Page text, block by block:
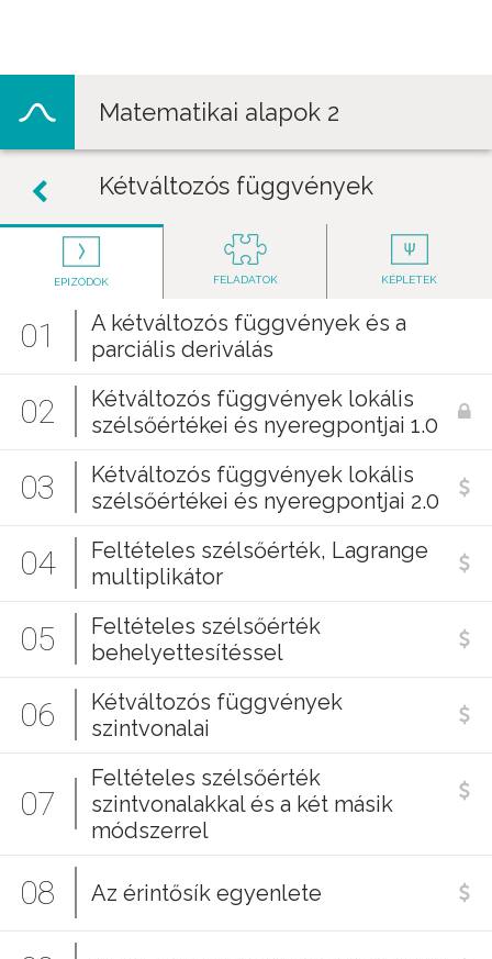
Matematikai alapok 2
Kétváltozós függvények
EPIZÓDOK FELADATOK KÉPLETEK
01
A kétváltozós függvények és a
parciális deriválás
02
Kétváltozós függvények lokális
szélsőértékei és nyeregpontjai 1.0
03
Kétváltozós függvények lokális
szélsőértékei és nyeregpontjai 2.0
04
Feltételes szélsőérték, Lagrange
multiplikátor
05
Feltételes szélsőérték
behelyettesítéssel
06
Kétváltozós függvények
szintvonalai
07
Feltételes szélsőérték
szintvonalakkal és a két másik
módszerrel
08 Az érintősík egyenlete